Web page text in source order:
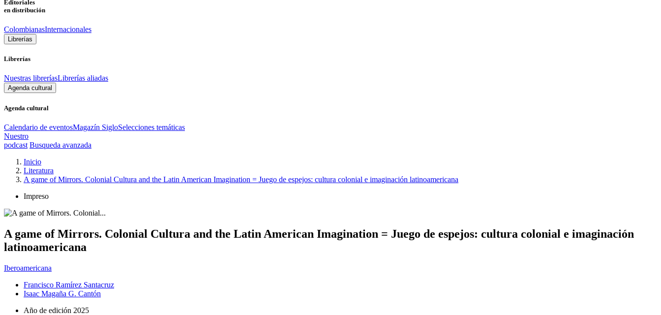
Editoriales
en distribución
ColombianasInternacionales
Librerías
Librerías
Nuestras libreríasLibrerías aliadas
Agenda cultural
Agenda cultural
Calendario de eventosMagazín SigloSelecciones temáticas
Nuestro
podcast Busqueda avanzada
Inicio
Literatura
A game of Mirrors. Colonial Cultura and the Latin American Imagination = Juego de espejos: cultura colonial e imaginación latinoamericana
Impreso
A game of Mirrors. Colonial Cultura and the Latin American Imagination = Juego de espejos: cultura colonial e imaginación
latinoamericana
Iberoamericana
Francisco Ramírez Santacruz
Isaac Magaña G. Cantón
Año de edición 2025